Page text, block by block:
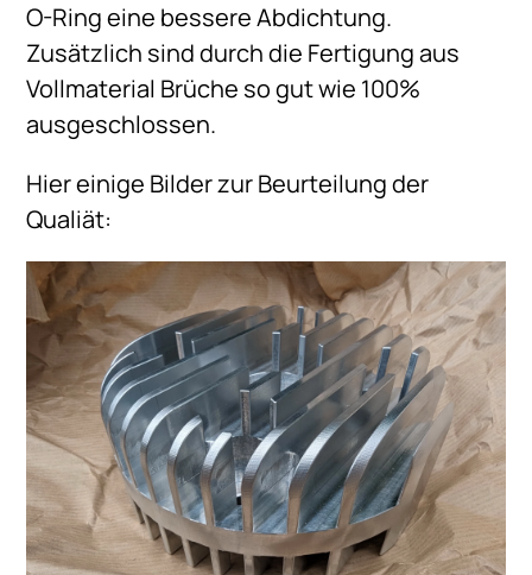
O-Ring eine bessere Abdichtung.
Zusätzlich sind durch die Fertigung aus
Vollmaterial Brüche so gut wie 100%
ausgeschlossen.
Hier einige Bilder zur Beurteilung der
Qualiät: